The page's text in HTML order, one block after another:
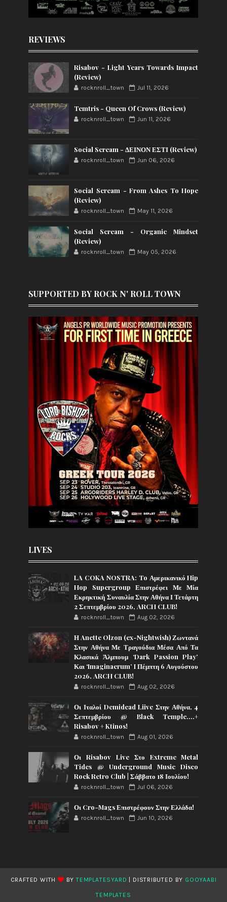
REVIEWS
Risabov - Light Years Towards Impact
(Review)
rocknroll_town Jul 11, 2026
Temtris - Queen Of Crows (Review)
rocknroll_town Jun 11, 2026
Social Scream - ΔΕΙΝΟΝ ΕΣΤΙ (Review)
rocknroll_town Jun 06, 2026
Social Scream - From Ashes To Hope
(Review)
rocknroll_town May 11, 2026
Social Scream - Organic Mindset
(Review)
rocknroll_town May 05, 2026
SUPPORTED BY ROCK N' ROLL TOWN
LIVES
LA COKA NOSTRA: To Αμερικανικό Hip
Hop Supergroup Επιστρέφει Με Μία
Εκρηκτική Συναυλία Στην Αθήνα Ι Τετάρτη
2 Σεπτεμβρίου 2026, ARCH CLUB!
rocknroll_town Aug 02, 2026
Η Anette Olzon (ex-Nightwish) Ζωντανά
Στην Αθήνα Με Τραγούδια Μέσα Από Τα
Κλασικά Άλμπουμ ‘Dark Passion Play’
Και ‘Imaginaerum’ I Πέμπτη 6 Αυγούστου
2026, ARCH CLUB!
rocknroll_town Aug 02, 2026
Οι Ιταλοί Demidead Liive Στην Αθήνα, 4
Σεπτεμβρίου @ Black Temple….+
Risabov + Ktinos!
rocknroll_town Aug 01, 2026
Οι Risabov Live Στο Extreme Metal
Tides @ Underground Music Disco
Rock Retro Club | Σάββατο 18 Ιουλίου!
rocknroll_town Jul 06, 2026
Οι Cro-Mags Επιστρέφουν Στην Ελλάδα!
rocknroll_town Jun 10, 2026
CRAFTED WITH BYTEMPLATESYARD | DISTRIBUTED BY GOOYAABI
TEMPLATES